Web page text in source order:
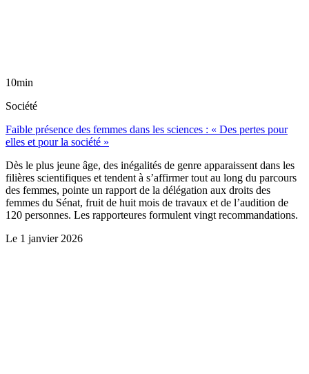
10min
Société
Faible présence des femmes dans les sciences : « Des pertes pour
elles et pour la société »
Dès le plus jeune âge, des inégalités de genre apparaissent dans les
filières scientifiques et tendent à s’affirmer tout au long du parcours
des femmes, pointe un rapport de la délégation aux droits des
femmes du Sénat, fruit de huit mois de travaux et de l’audition de
120 personnes. Les rapporteures formulent vingt recommandations.
Le 1 janvier 2026